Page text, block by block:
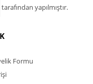
tarafından yapılmıştır.
Formu